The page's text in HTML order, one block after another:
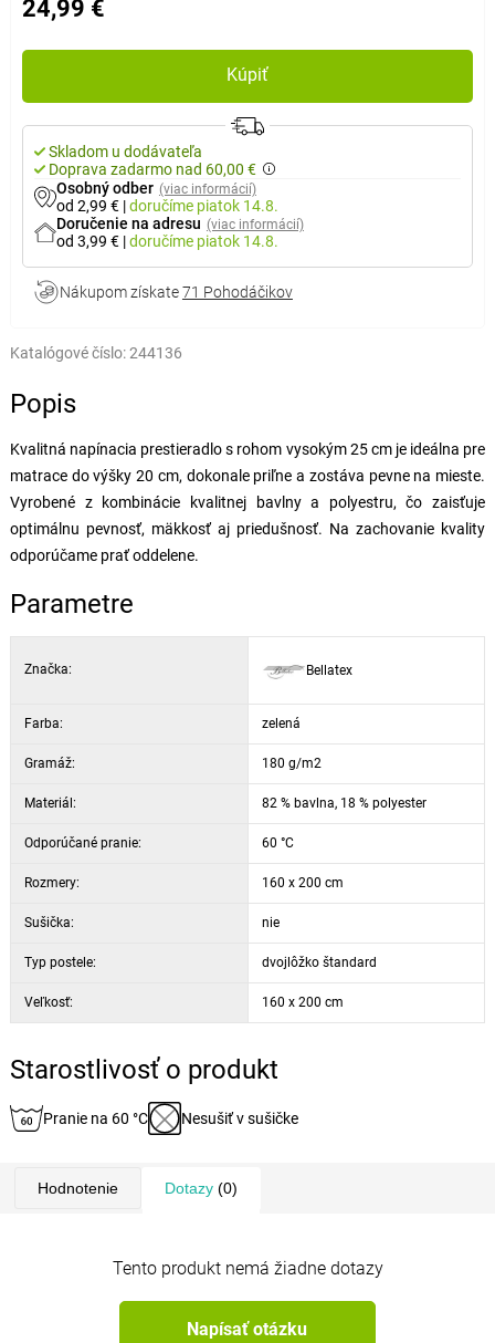
24,99 €
Kúpiť
Skladom u dodávateľa
Doprava zadarmo nad 60,00 €
Osobný odber (viac informácií)
od 2,99 € |doručíme piatok 14.8.
Doručenie na adresu (viac informácií)
od 3,99 € |doručíme piatok 14.8.
Nákupom získate71 Pohodáčikov
Katalógové číslo:244136
Popis
Kvalitná napínacia prestieradlo s rohom vysokým 25 cm je ideálna pre
matrace do výšky 20 cm, dokonale priľne a zostáva pevne na mieste.
Vyrobené z kombinácie kvalitnej bavlny a polyestru, čo zaisťuje
optimálnu pevnosť, mäkkosť aj priedušnosť. Na zachovanie kvality
odporúčame prať oddelene.
Parametre
Značka: Bellatex
Farba: zelená
Gramáž: 180 g/m2
Materiál: 82 % bavlna, 18 % polyester
Odporúčané pranie: 60 °C
Rozmery: 160 x 200 cm
Sušička: nie
Typ postele: dvojlôžko štandard
Veľkosť: 160 x 200 cm
Starostlivosť o produkt
Pranie na 60 °C Nesušiť v sušičke
Hodnotenie Dotazy(0)
Tento produkt nemá žiadne dotazy
Napísať otázku